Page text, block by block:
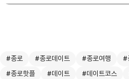
#종로 #종로데이트 #종로여행 #
#종로핫플
#데이트 #데이트코스